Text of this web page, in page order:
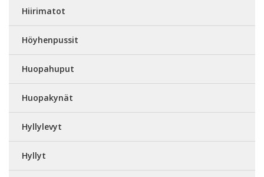
Hiirimatot
Höyhenpussit
Huopahuput
Huopakynät
Hyllylevyt
Hyllyt